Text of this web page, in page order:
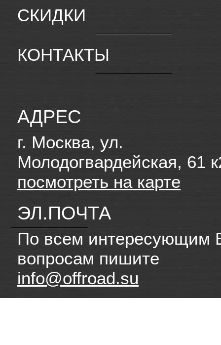
СКИДКИ
КОНТАКТЫ
АДРЕС
г. Москва, ул.
Молодогвардейская, 61
посмотреть на карте
ЭЛ.ПОЧТА
По всем интересующим
вопросам пишите
info@offroad.su